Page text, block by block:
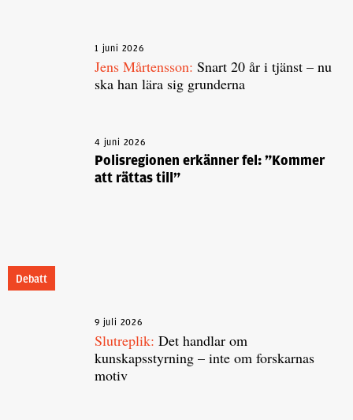
1 juni 2026
Jens Mårtensson: Snart 20 år i tjänst – nu
ska han lära sig grunderna
4 juni 2026
Polisregionen erkänner fel: ”Kommer
att rättas till”
Debatt
9 juli 2026
Slutreplik: Det handlar om
kunskapsstyrning – inte om forskarnas
motiv